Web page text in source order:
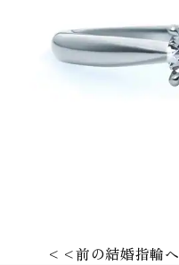
<<前の結婚指輪へ